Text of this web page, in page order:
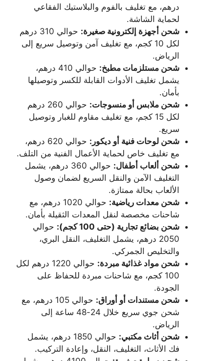
درهم، مع تغليف بالفوم والبلاستيك الفقاعي
لحماية الشاشة.
شحن أجهزة إلكترونية صغيرة:
حوالي 310 درهم
لكل 10 كجم، مع تغليف آمن وتوصيل سريع إلى
الرياض.
شحن مستلزمات مطبخ:
حوالي 410 درهم،
يشمل تغليف الأدوات القابلة للكسر وتوصيلها
بأمان.
شحن ملابس أو منسوجات:
حوالي 260 درهم
لكل 15 كجم، مع تغليف مقاوم للغبار وتوصيل
سريع.
شحن لوحات فنية أو ديكور:
حوالي 620 درهم،
مع تغليف خاص لحماية الأعمال الفنية من التلف.
شحن ألعاب أطفال:
حوالي 360 درهم، يشمل
التغليف الآمن والنقل السريع لضمان وصول
الألعاب بحالة ممتازة.
شحن معدات رياضية:
حوالي 1020 درهم، مع
شاحنات مخصصة لنقل المعدات الثقيلة بأمان.
شحن بضائع تجارية (حتى 100 كجم):
حوالي
2050 درهم، يشمل التغليف، النقل البري،
والتخليص الجمركي.
شحن مواد غذائية مبردة:
حوالي 1220 درهم لكل
100 كجم، مع شاحنات مبردة للحفاظ على
الجودة.
شحن مستندات أو أوراق:
حوالي 105 درهم، مع
شحن جوي سريع خلال 24-48 ساعة إلى
الرياض.
شحن أثاث مكتبي:
حوالي 1850 درهم، يشمل
فك الأثاث، التغليف، النقل، وإعادة التركيب.